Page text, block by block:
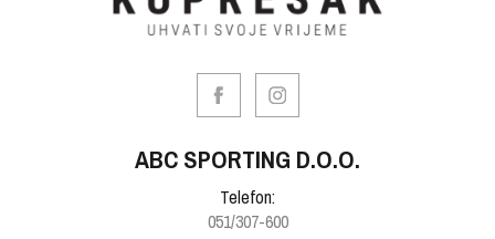
ABC SPORTING D.O.O.
Telefon:
051/307-600